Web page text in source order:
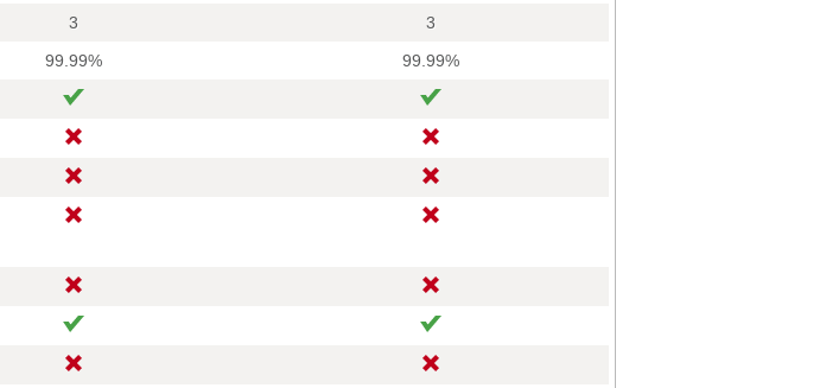
3
3
99.99%
99.99%